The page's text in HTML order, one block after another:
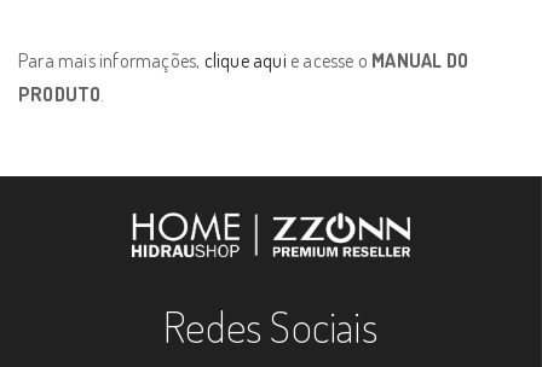
Para mais informações, clique aqui e acesse o MANUAL DO
PRODUTO
Redes Sociais